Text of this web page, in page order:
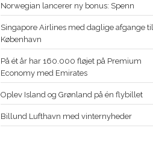
Norwegian lancerer ny bonus: Spenn
Singapore Airlines med daglige afgange til
København
På ét år har 160.000 fløjet på Premium
Economy med Emirates
Oplev Island og Grønland på én flybillet
Billund Lufthavn med vinternyheder